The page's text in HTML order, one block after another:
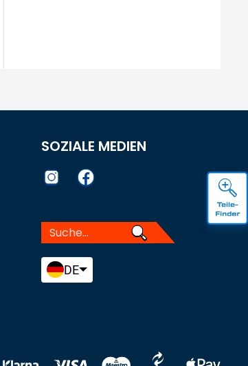
SOZIALE MEDIEN
DE